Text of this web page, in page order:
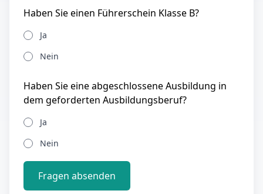
Haben Sie einen Führerschein Klasse B?
Ja
Nein
Haben Sie eine abgeschlossene Ausbildung in
dem geforderten Ausbildungsberuf?
Ja
Nein
Fragen absenden